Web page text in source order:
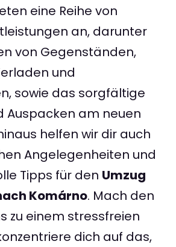
eine Reihe von
an, darunter
von Gegenständen,
und
sowie das sorgfältige
Auspacken am neuen
helfen wir dir auch
Angelegenheiten und
Tipps für den Umzug
Komárno. Mach den
zu einem stressfreien
dich auf das,